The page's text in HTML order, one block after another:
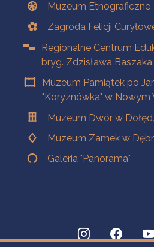
Muzeum Etnograficzne
Zagroda Felicji
Regionalne Centrum
bryg. Zdzisława Baszaka
Muzeum Pamiątek po
"Koryznówka" w Nowym
Muzeum Dwór w
Muzeum Zamek w
Galeria "Panorama"